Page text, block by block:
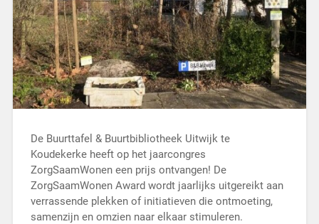
De Buurttafel & Buurtbibliotheek Uitwijk te
Koudekerke heeft op het jaarcongres
ZorgSaamWonen een prijs ontvangen! De
ZorgSaamWonen Award wordt jaarlijks uitgereikt aan
verrassende plekken of initiatieven die ontmoeting,
samenzijn en omzien naar elkaar stimuleren.